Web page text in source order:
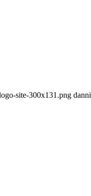
site-300x131.png danni